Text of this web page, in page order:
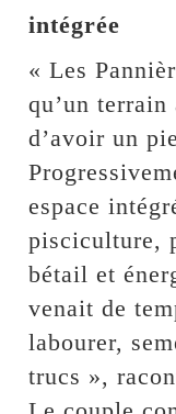
intégrée
« Les
qu’un
d’avoir un
espace
pisciculture,
bétail et
venait de
labourer,
trucs »,